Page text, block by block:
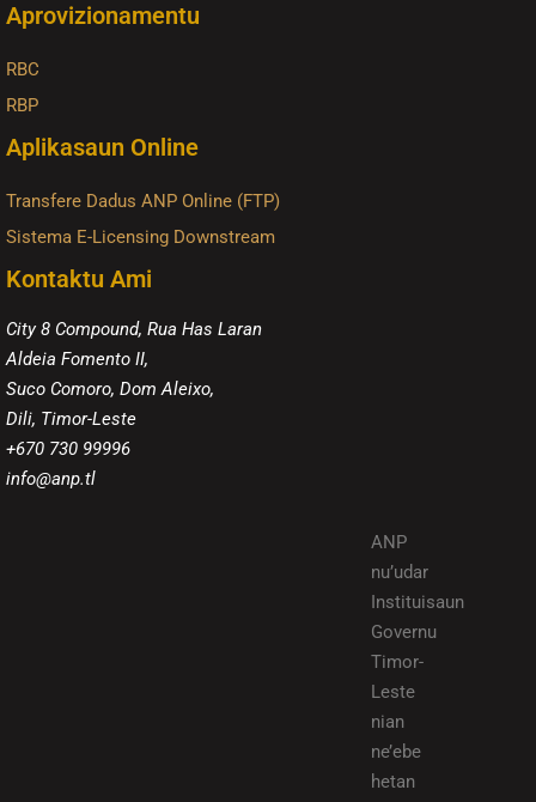
Aprovizionamentu
RBC
RBP
Aplikasaun Online
Transfere Dadus ANP Online (FTP)
Sistema E-Licensing Downstream
Kontaktu Ami
City 8 Compound, Rua Has Laran
Aldeia Fomento II,
Suco Comoro, Dom Aleixo,
Dili, Timor-Leste
+670 730 99996
info@anp.tl
ANP
nu’udar
Instituisaun
Governu
Timor-
Leste
nian
ne’ebe
hetan